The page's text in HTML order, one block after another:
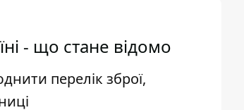
- що стане відомо
перелік зброї,